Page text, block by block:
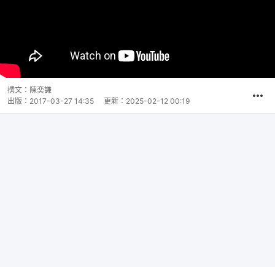
撰文： 陳奕謙
出版： 2017-03-27 14:35 更新： 2025-02-12 00:19